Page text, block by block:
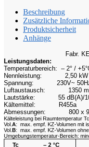
Beschreibung
Zusätzliche
Produktsicherheit
Anhänge
Fabr.
Leistungsdaten:
Temperaturbereich: – 2° /
Nennleistung:
2,50 kW
Spannung:
230V~
Luftaustausch:
1350
Lautstärke:
55 dB(A)/
Kältemittel:
R455a
Abmessungen:
800 x
Kälteleistung bei Raumtemperatur Tc
Vol. A: max. empf. KZ-Volumen mit
Vol. B: max. empf. KZ-Volumen
Umgebungstemperatur-Bereich:
Tc – 2 °C